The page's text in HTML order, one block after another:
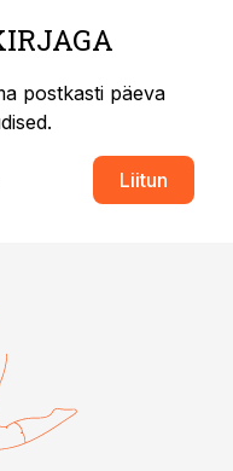
postkasti päeva
Liitun